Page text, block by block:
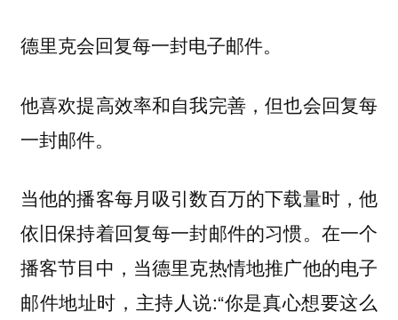
德里克会回复每一封电子邮件。
他喜欢提高效率和自我完善，但也会回复每
一封邮件。
当他的播客每月吸引数百万的下载量时，他
依旧保持着回复每一封邮件的习惯。在一个
播客节目中，当德里克热情地推广他的电子
邮件地址时，主持人说:“你是真心想要这么